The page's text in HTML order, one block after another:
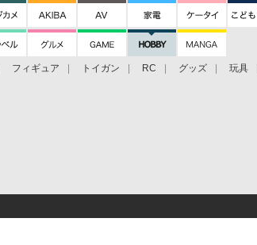
フィギュア トイガン RC グッズ 玩具